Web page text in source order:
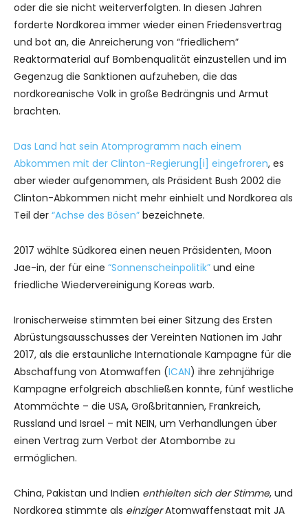
oder die sie nicht weiterverfolgten. In diesen Jahren
forderte Nordkorea immer wieder einen Friedensvertrag
und bot an, die Anreicherung von “friedlichem”
Reaktormaterial auf Bombenqualität einzustellen und im
Gegenzug die Sanktionen aufzuheben, die das
nordkoreanische Volk in große Bedrängnis und Armut
brachten.
Das Land hat sein Atomprogramm nach einem
Abkommen mit der Clinton-Regierung [i] eingefroren, es
aber wieder aufgenommen, als Präsident Bush 2002 die
Clinton-Abkommen nicht mehr einhielt und Nordkorea als
Teil der “Achse des Bösen” bezeichnete.
2017 wählte Südkorea einen neuen Präsidenten, Moon
Jae-in, der für eine “Sonnenscheinpolitik” und eine
friedliche Wiedervereinigung Koreas warb.
Ironischerweise stimmten bei einer Sitzung des Ersten
Abrüstungsausschusses der Vereinten Nationen im Jahr
2017, als die erstaunliche Internationale Kampagne für die
Abschaffung von Atomwaffen (ICAN) ihre zehnjährige
Kampagne erfolgreich abschließen konnte, fünf westliche
Atommächte – die USA, Großbritannien, Frankreich,
Russland und Israel – mit NEIN, um Verhandlungen über
einen Vertrag zum Verbot der Atombombe zu
ermöglichen.
China, Pakistan und Indien enthielten sich der Stimme, und
Nordkorea stimmte als einzigerAtomwaffenstaat mit JA